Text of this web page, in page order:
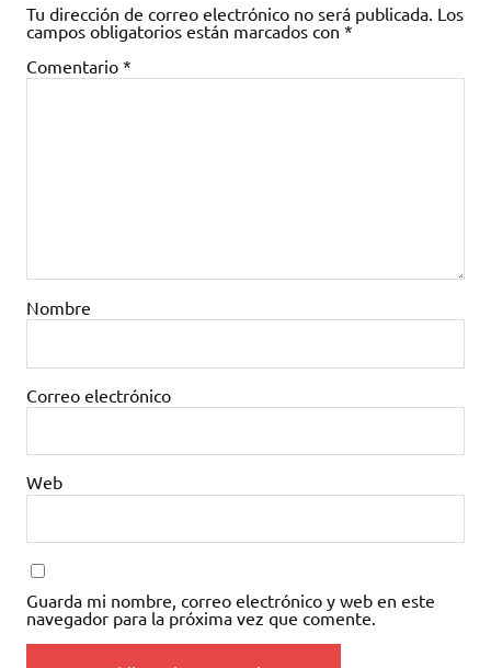
Tu dirección de correo electrónico no será publicada. Los
campos obligatorios están marcados con *
Comentario *
Nombre
Correo electrónico
Web
Guarda mi nombre, correo electrónico y web en este
navegador para la próxima vez que comente.